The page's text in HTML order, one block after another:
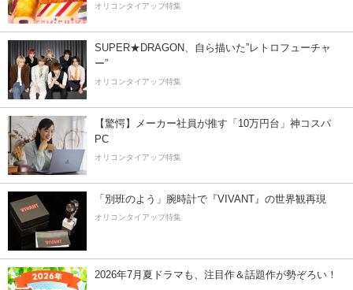
オリコンタイアップ特集
SUPER★DRAGON、自ら描いた”レトロフューチャ
ー”
オリコンタイアップ特集
【驚愕】メーカー社員が推す「10万円台」神コスパ
PC
オリコンタイアップ特集
「別班のよう」腕時計で『VIVANT』の世界観再現
オリコンタイアップ特集
2026年7月夏ドラマも、注目作＆話題作が勢ぞろい！